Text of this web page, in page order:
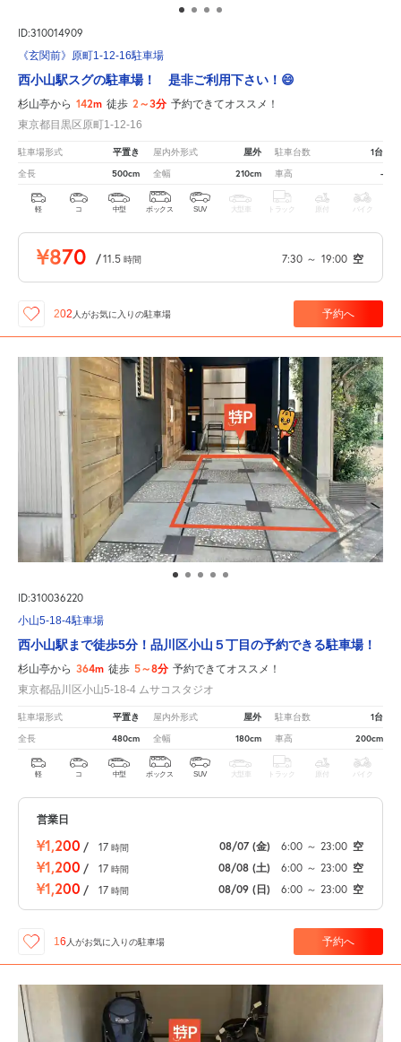
ID:310014909
《玄関前》原町1-12-16駐車場
西小山駅スグの駐車場！ 是非ご利用下さい！😄
杉山亭から 142m 徒歩 2～3分 予約できてオススメ！
東京都目黒区原町1-12-16
駐車場形式 平置き 屋内外形式 屋外 駐車台数 1台
全長 500cm 全幅 210cm 車高 -
軽 コ 中型 ボックス SUV 大型車 トラック 原付 バイク
¥870 /11.5 時間 7:30 ～ 19:00 空
202 人がお気に入りの駐車場 予約へ
ID:310036220
小山5-18-4駐車場
西小山駅まで徒歩5分！品川区小山５丁目の予約できる駐車場！
杉山亭から 364m 徒歩 5～8分 予約できてオススメ！
東京都品川区小山5-18-4 ムサコスタジオ
駐車場形式 平置き 屋内外形式 屋外 駐車台数 1台
全長 480cm 全幅 180cm 車高 200cm
軽 コ 中型 ボックス SUV 大型車 トラック 原付 バイク
営業日
¥1,200 / 17 時間 08/07 (金) 6:00 ～ 23:00 空
¥1,200 / 17 時間 08/08 (土) 6:00 ～ 23:00 空
¥1,200 / 17 時間 08/09 (日) 6:00 ～ 23:00 空
16 人がお気に入りの駐車場 予約へ